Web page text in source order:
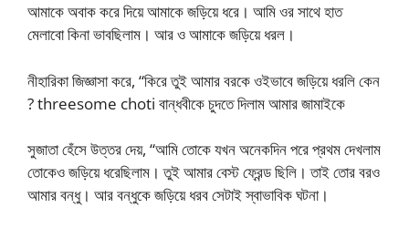
আমাকে অবাক করে দিয়ে আমাকে জড়িয়ে ধরে। আমি ওর সাথে হাত
মেলাবো কিনা ভাবছিলাম। আর ও আমাকে জড়িয়ে ধরল।
নীহারিকা জিজ্ঞাসা করে, “কিরে তুই আমার বরকে ওইভাবে জড়িয়ে ধরলি কেন
? threesome choti বান্ধবীকে চুদতে দিলাম আমার জামাইকে
সুজাতা হেঁসে উত্তর দেয়, “আমি তোকে যখন অনেকদিন পরে প্রথম দেখলাম
তোকেও জড়িয়ে ধরেছিলাম। তুই আমার বেস্ট ফ্রেন্ড ছিলি। তাই তোর বরও
আমার বন্ধু। আর বন্ধুকে জড়িয়ে ধরব সেটাই স্বাভাবিক ঘটনা।